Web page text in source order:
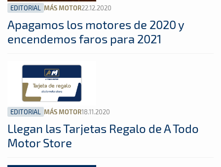
EDITORIAL MÁS MOTOR22.12.2020
Apagamos los motores de 2020 y
encendemos faros para 2021
EDITORIAL MÁS MOTOR18.11.2020
Llegan las Tarjetas Regalo de A Todo
Motor Store